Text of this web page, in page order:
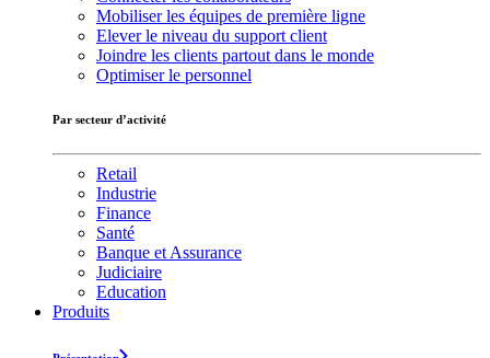
Mobiliser les équipes de première ligne
Elever le niveau du support client
Joindre les clients partout dans le monde
Optimiser le personnel
Par secteur d’activité
Retail
Industrie
Finance
Santé
Banque et Assurance
Judiciaire
Education
Produits